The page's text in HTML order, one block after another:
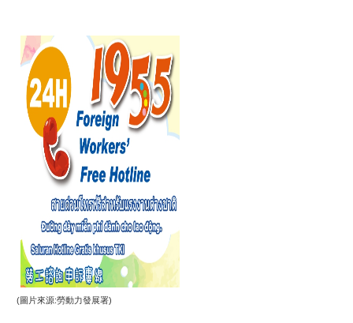
案
應
市
信
箱
(圖片來源:勞動力發展署)